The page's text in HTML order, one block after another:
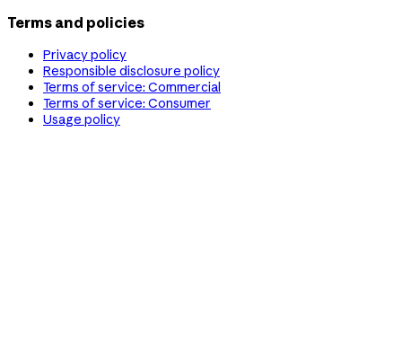
Terms and policies
Privacy policy
Responsible disclosure policy
Terms of service: Commercial
Terms of service: Consumer
Usage policy